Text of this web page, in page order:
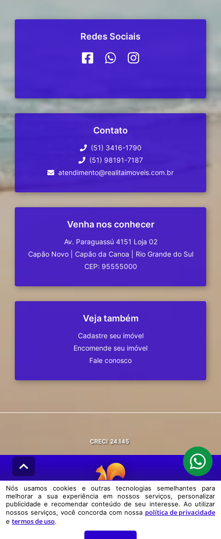
Redes Sociais
Contato
(51) 3416-1790
(51) 98191-7187
atendimento@realitaimoveis.com.br
Venha nos conhecer
Av. Paraguassú 4151 Loja 02
Capão Novo
Capão da Canoa
Rio Grande do Sul
CEP: 95555000
Veja também
Cadastre seu imóvel
Encomende seu imóvel
Fale conosco
CRECI 24.145
© DESENVOLVIDO PELAAGIL.NET
Nós usamos cookies e outras tecnologias semelhantes para melhorar a
sua experiência em nossos serviços, personalizar publicidade e
Nós usamos cookies e outras tecnologias semelhantes para
melhorar a sua experiência em nossos serviços, personalizar
publicidade e recomendar conteúdo de seu interesse. Ao utilizar
nossos serviços, você concorda com nossa política de privacidade
e termos de uso.